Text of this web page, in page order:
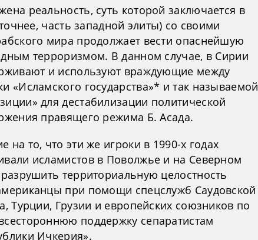
реальность, суть которой заключается в
часть западной элиты) со своими
мира продолжает вести опаснейшую
терроризмом. В данном случае, в Сирии
и используют враждующие между
«Исламского государства»* и так называемой
для дестабилизации политической
правящего режима Б. Асада.
на то, что эти же игроки в 1990-х годах
исламистов в Поволжье и на Северном
территориальную целостность
при помощи спецслужб Саудовской
Турции, Грузии и европейских союзников по
поддержку сепаратистам
Ичкерия».